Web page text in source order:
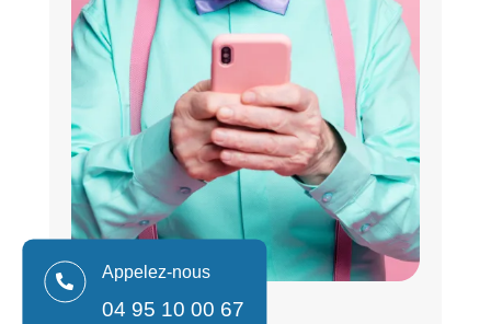
 Appelez-nous
04 95 10 00 67